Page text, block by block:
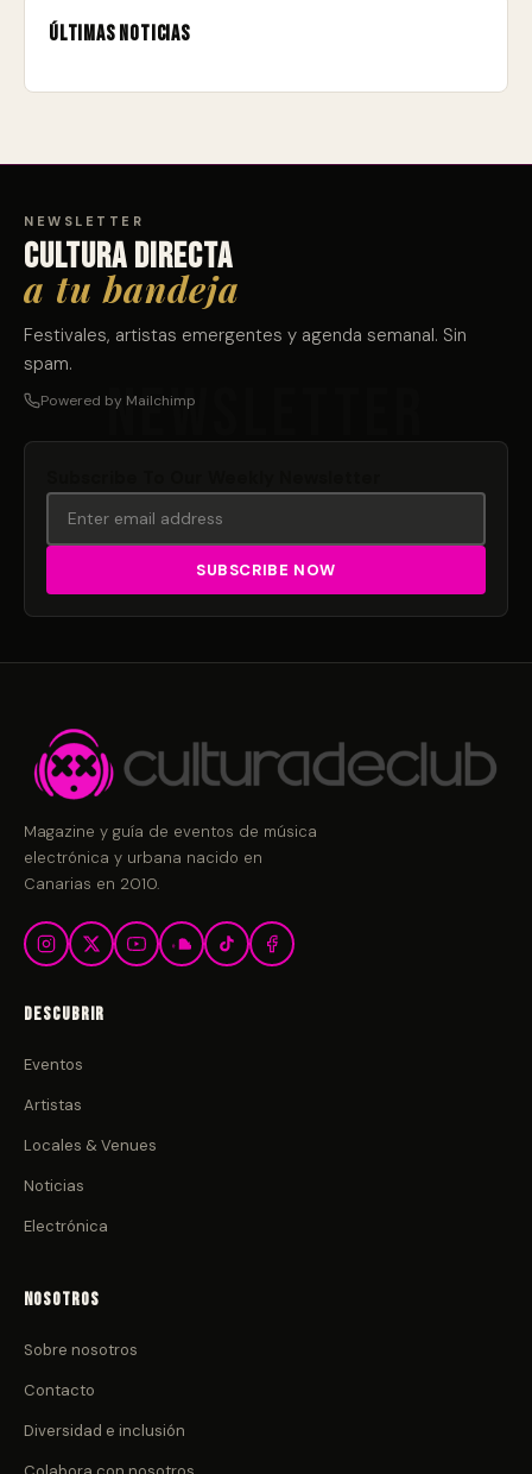
Últimas noticias
NEWSLETTER
Cultura directa
a tu bandeja
Festivales, artistas emergentes y agenda semanal. Sin
spam.
Powered by Mailchimp
Magazine y guía de eventos de música
electrónica y urbana nacido en
Canarias en 2010.
Descubrir
Eventos
Artistas
Locales & Venues
Noticias
Electrónica
Nosotros
Sobre nosotros
Contacto
Diversidad e inclusión